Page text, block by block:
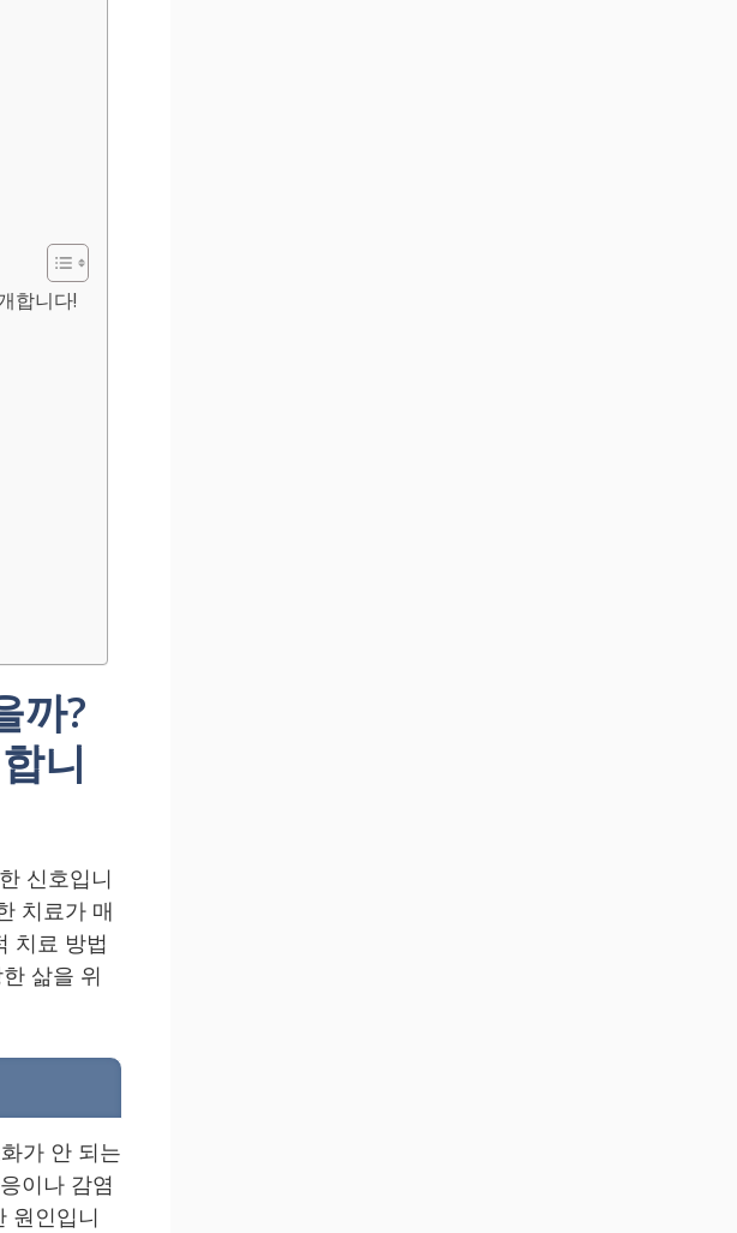
합니다!
까?
니
신호입니
치료가 매
치료 방법
삶을 위
가 안 되는
이나 감염
원인입니